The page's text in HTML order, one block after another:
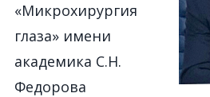
«Микрохирургия
глаза» имени
академика С.Н.
Федорова